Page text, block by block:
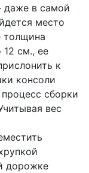
даже в самой
место
толщина
12 см., ее
к
консоли
сборки
вес
дорожке